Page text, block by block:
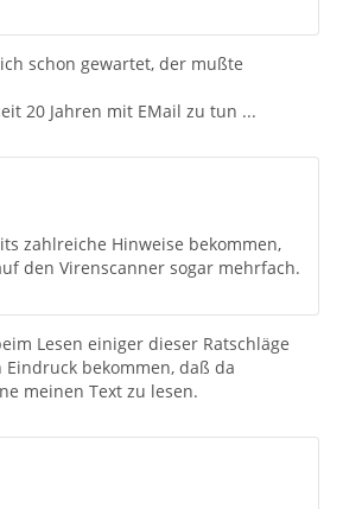
schon gewartet, der mußte
20 Jahren mit EMail zu tun ...
zahlreiche Hinweise bekommen,
den Virenscanner sogar mehrfach.
Lesen einiger dieser Ratschläge
bekommen, daß da
meinen Text zu lesen.